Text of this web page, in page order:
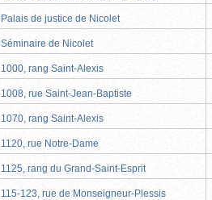
Palais de justice de Nicolet
Séminaire de Nicolet
1000, rang Saint-Alexis
1008, rue Saint-Jean-Baptiste
1070, rang Saint-Alexis
1120, rue Notre-Dame
1125, rang du Grand-Saint-Esprit
115-123, rue de Monseigneur-Plessis